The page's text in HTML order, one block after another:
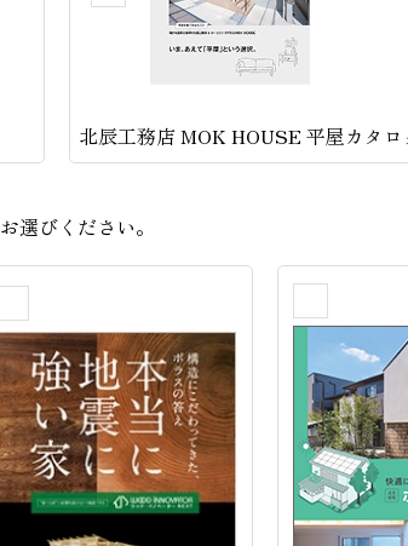
北辰工務店 MOK HOUSE 平屋カタ
お選びください。